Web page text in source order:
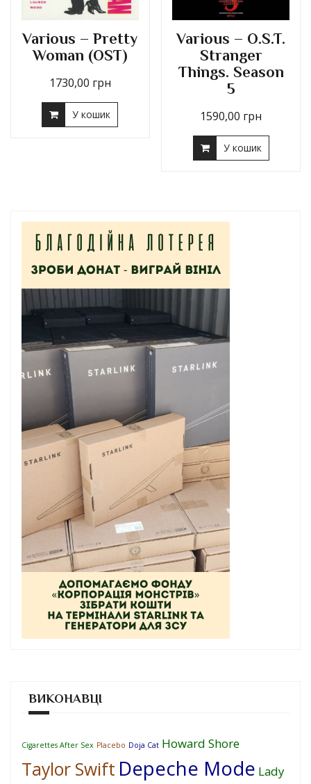
Various – Pretty
Woman (OST)
1730,00 грн
У кошик
Various – O.S.T.
Stranger
Things. Season
5
1590,00 грн
У кошик
ВИКОНАВЦІ
Cigarettes After Sex Placebo Doja Cat Howard Shore
Taylor Swift Depeche Mode Lady